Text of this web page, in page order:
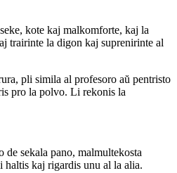
kote kaj malkomforte, kaj la
trairinte la digon kaj suprenirinte al
pli simila al profesoro aŭ pentristo
pro la polvo. Li rekonis la
sekala pano, malmultekosta
kaj rigardis unu al la alia.